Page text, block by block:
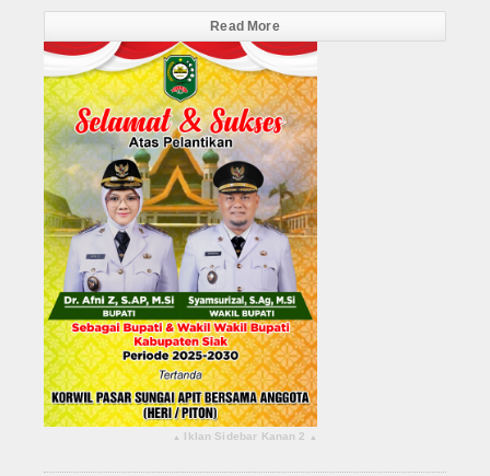
Read More
▴ Iklan Sidebar Kanan 2 ▴